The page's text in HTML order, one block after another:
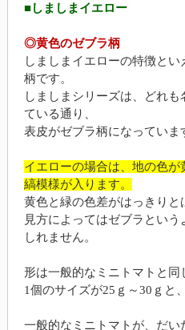
■しましまイエロー
◎黄色のゼブラ柄
しましまイエローの特徴と
柄です。
しましまシリーズは、どれ
ている通り、
表皮がゼブラ柄になっていま
イエローの場合は、地の色
縞模様が入ります。
黄色と緑の色差がはっきりと
見方によってはゼブラとい
しれません。
形は一般的なミニトマトと同
1個のサイズが25ｇ～30ｇと
一般的なミニトマトが、だい